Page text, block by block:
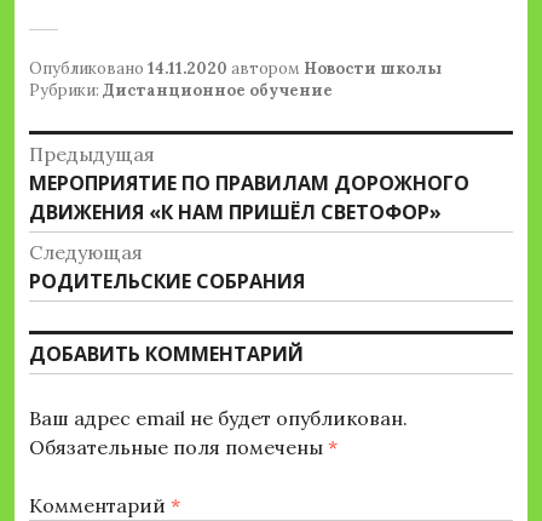
Опубликовано 14.11.2020 автором Новости школы
Рубрики: Дистанционное обучение
Навигация
по
записям
Предыдущая
Предыдущая
запись:
МЕРОПРИЯТИЕ ПО ПРАВИЛАМ ДОРОЖНОГО
ДВИЖЕНИЯ «К НАМ ПРИШЁЛ СВЕТОФОР»
Следующая
Следующая
запись:
РОДИТЕЛЬСКИЕ СОБРАНИЯ
ДОБАВИТЬ КОММЕНТАРИЙ
Ваш адрес email не будет опубликован.
Обязательные поля помечены *
Комментарий *